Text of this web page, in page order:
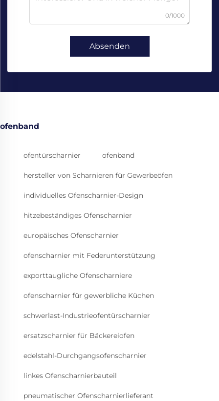
0/1000
Absenden
ofenband
ofentürscharnier ofenband
hersteller von Scharnieren für Gewerbeöfen
individuelles Ofenscharnier-Design
hitzebeständiges Ofenscharnier
europäisches Ofenscharnier
ofenscharnier mit Federunterstützung
exporttaugliche Ofenscharniere
ofenscharnier für gewerbliche Küchen
schwerlast-Industrieofentürscharnier
ersatzscharnier für Bäckereiofen
edelstahl-Durchgangsofenscharnier
linkes Ofenscharnierbauteil
pneumatischer Ofenscharnierlieferant